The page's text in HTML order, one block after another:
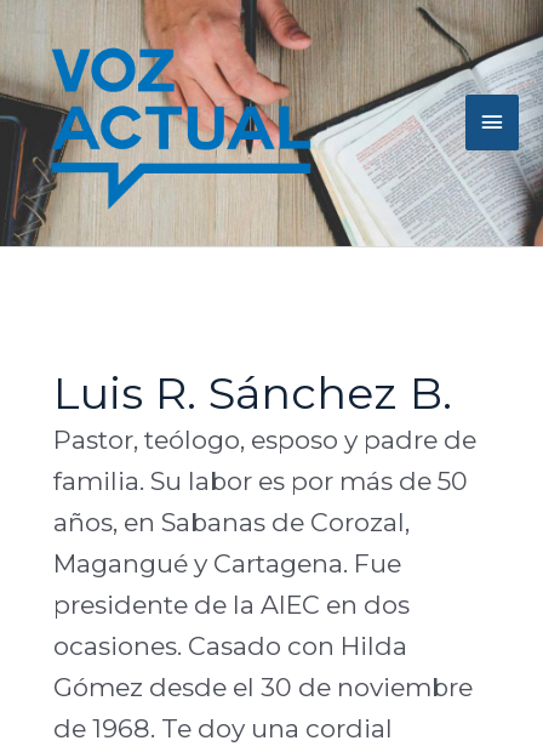
contenido
Luis R. Sánchez B.
Pastor, teólogo, esposo y padre de
familia. Su labor es por más de 50
años, en Sabanas de Corozal,
Magangué y Cartagena. Fue
presidente de la AIEC en dos
ocasiones. Casado con Hilda
Gómez desde el 30 de noviembre
de 1968. Te doy una cordial